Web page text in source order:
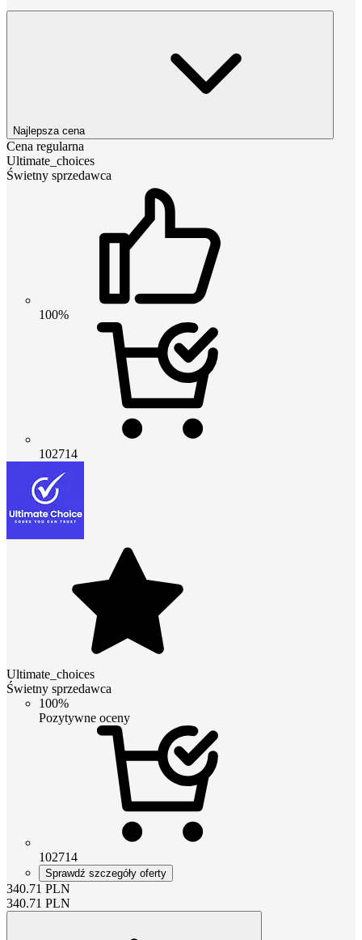
Najlepsza cena
Cena regularna
Ultimate_choices
Świetny sprzedawca
100%
102714
Ultimate_choices
Świetny sprzedawca
100%
Pozytywne oceny
102714
Sprawdź szczegóły oferty
340.71 PLN
340.71 PLN